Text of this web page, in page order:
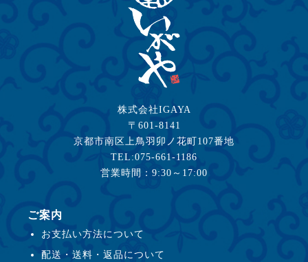
株式会社IGAYA
〒601-8141
京都市南区上鳥羽卯ノ花町107番地
TEL:075-661-1186
営業時間：9:30～17:00
ご案内
お支払い方法について
配送・送料・返品について